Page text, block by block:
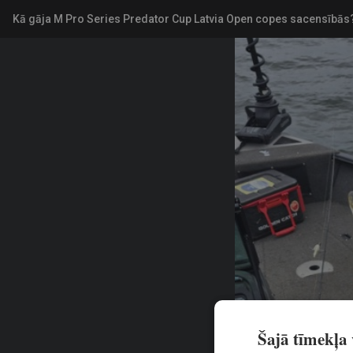
Kā gāja M Pro Series Predator Cup Latvia Open copes
VISI COPES RAKSTI
FOTO! 40
Predator
Šajā